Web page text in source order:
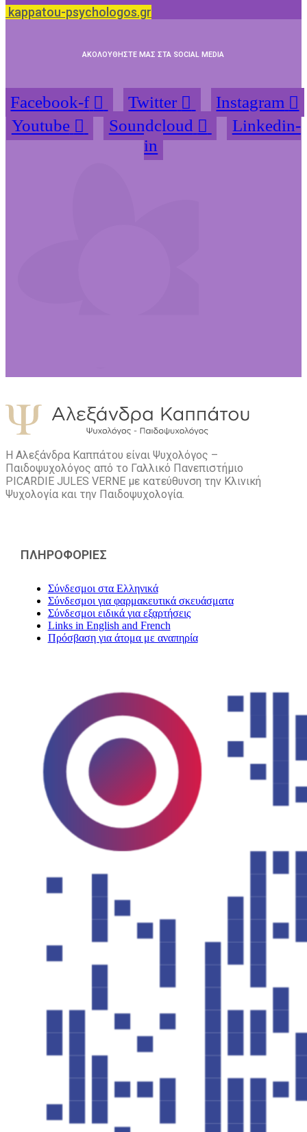
kappatou-psychologos.gr
ΑΚΟΛΟΥΘΗΣΤΕ ΜΑΣ ΣΤΑ SOCIAL MEDIA
Facebook-f Twitter
Instagram
Youtube
Soundcloud
Linkedin-
in
Η Αλεξάνδρα Καππάτου είναι Ψυχολόγος –
Παιδοψυχολόγος από το Γαλλικό Πανεπιστήμιο
PICARDIE JULES VERNE με κατεύθυνση την Kλινική
Ψυχολογία και την Παιδοψυχολογία.
ΠΛΗΡΟΦΟΡΙΕΣ
Σύνδεσμοι στα Ελληνικά
Σύνδεσμοι για φαρμακευτικά σκευάσματα
Σύνδεσμοι ειδικά για εξαρτήσεις
Links in English and French
Πρόσβαση για άτομα με αναπηρία